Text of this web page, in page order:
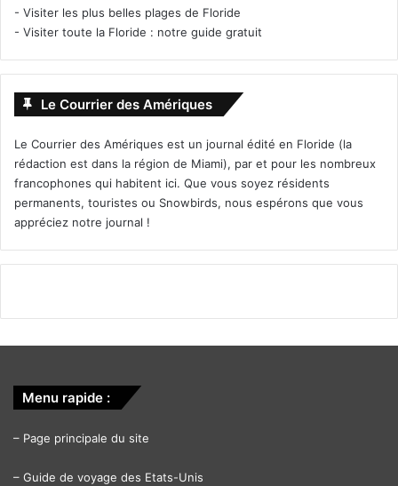
- Visiter les plus belles plages de Floride
- Visiter toute la Floride : notre guide gratuit
Le Courrier des Amériques
Le Courrier des Amériques est un journal édité en Floride (la
rédaction est dans la région de Miami), par et pour les nombreux
francophones qui habitent ici. Que vous soyez résidents
permanents, touristes ou Snowbirds, nous espérons que vous
appréciez notre journal !
Menu rapide :
– Page principale du site
– Guide de voyage des Etats-Unis